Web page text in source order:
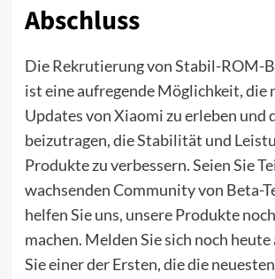
Abschluss
Die Rekrutierung von Stabil-ROM-
ist eine aufregende Möglichkeit, die
Updates von Xiaomi zu erleben und
beizutragen, die Stabilität und
Produkte zu verbessern. Seien Sie
wachsenden Community von Beta-
helfen Sie uns, unsere Produkte
machen. Melden Sie sich noch heute
Sie einer der Ersten, die die